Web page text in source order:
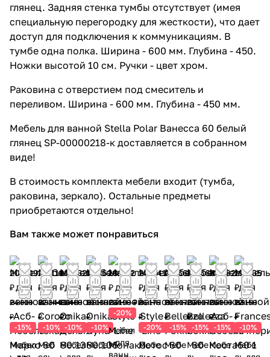
глянец. Задняя стенка тумбы отсутствует (имея
специальную перегородку для жесткости), что дает
доступ для подключения к коммуникациям. В
тумбе одна полка. Ширина - 600 мм. Глубина - 450.
Ножки высотой 10 см. Ручки - цвет хром.
Раковина с отверстием под смеситель и
переливом. Ширина - 600 мм. Глубина - 450 мм.
Мебель для ванной Stella Polar Ванесса 60 белый
глянец SP-00000218-к доставляется в собранном
виде!
В стоимость комплекта мебели входит (тумба,
раковина, зеркало). Остальные предметы
приобретаются отдельно!
Вам также может понравиться
20 409
₽
24 010
₽
-15%
Мебел
29 110
₽
32 344
₽
-10%
Меб
16 632
₽
18 480
₽
-10%
Мебел
17 262
₽
19 180
₽
-10%
Мебе
18 552
₽
23 190 ₽
-20%
Мебел
ь для
ванно
20 941
₽
26 176
₽
-20%
Мебе
24 664
₽
29 017
₽
-15%
Мебе
24 664
₽
29 017
₽
-15%
Мебе
21 582
₽
25 390
₽
-15%
Мебе
19 935
₽
22 150
₽
-10%
Мебе